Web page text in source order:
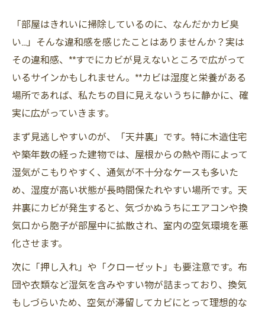
「部屋はきれいに掃除しているのに、なんだかカビ臭
い…」そんな違和感を感じたことはありませんか？実は
その違和感、**すでにカビが見えないところで広がって
いるサインかもしれません。**カビは湿度と栄養がある
場所であれば、私たちの目に見えないうちに静かに、確
実に広がっていきます。
まず見逃しやすいのが、「天井裏」です。特に木造住宅
や築年数の経った建物では、屋根からの熱や雨によって
湿気がこもりやすく、通気が不十分なケースも多いた
め、湿度が高い状態が長時間保たれやすい場所です。天
井裏にカビが発生すると、気づかぬうちにエアコンや換
気口から胞子が部屋中に拡散され、室内の空気環境を悪
化させます。
次に「押し入れ」や「クローゼット」も要注意です。布
団や衣類など湿気を含みやすい物が詰まっており、換気
もしづらいため、空気が滞留してカビにとって理想的な